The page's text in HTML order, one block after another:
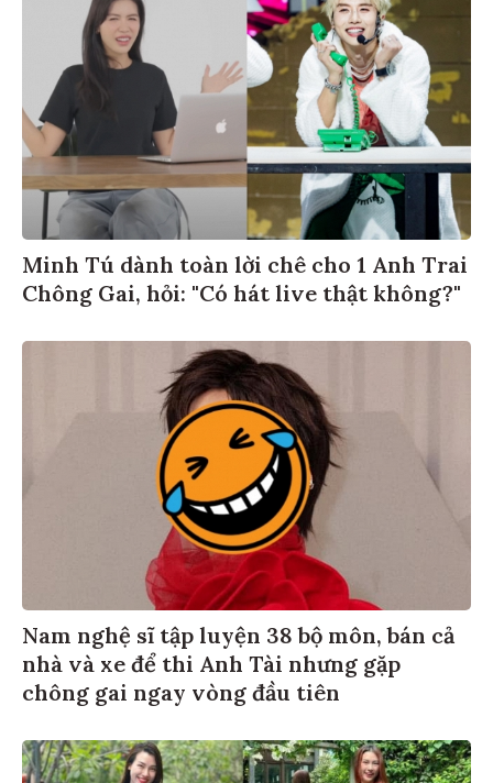
Minh Tú dành toàn lời chê cho 1 Anh Trai
Chông Gai, hỏi: "Có hát live thật không?"
Nam nghệ sĩ tập luyện 38 bộ môn, bán cả
nhà và xe để thi Anh Tài nhưng gặp
chông gai ngay vòng đầu tiên